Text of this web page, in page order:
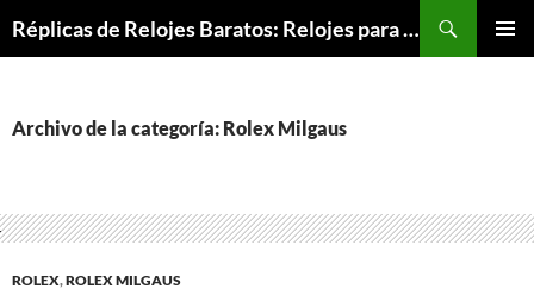
Réplicas de Relojes Baratos: Relojes para Todos los Bolsillos, Relojes de Lujo a Precios Bajos
Archivo de la categoría: Rolex Milgaus
ROLEX,ROLEX MILGAUS